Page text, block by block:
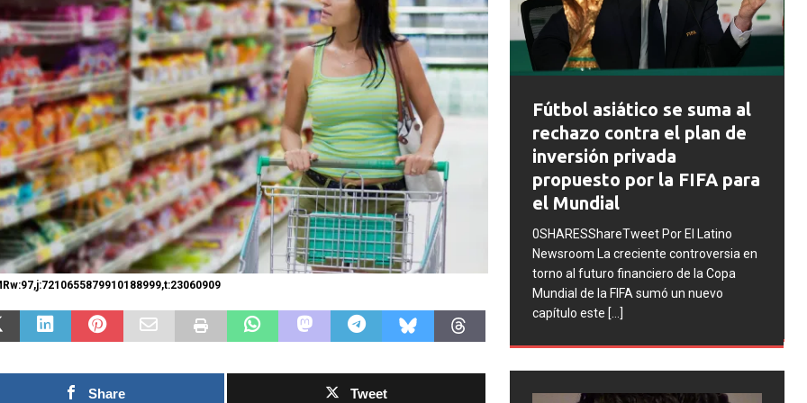
Share Tweet
Las Islas Malvinas y el
deporte: una historia de
identidad, memoria y
pasión nacional
0SHARESShareTweet Por El Latino
Newsroom El deporte ha sido, a lo largo
de la historia, mucho más que una
competencia entre equipos o atletas. En
[...]
Fútbol asiático se suma al
rechazo contra el plan de
inversión privada
propuesto por la FIFA para
el Mundial
0SHARESShareTweet Por El Latino
Newsroom La creciente controversia en
torno al futuro financiero de la Copa
capítulo este[...]
FIFA abre expedientes
disciplinarios contra
Argentina tras los
incidentes en la final del
Mundial 2026
0SHARESShareTweet Por El Latino
Newsroom La FIFA inició una serie de
procesos disciplinarios contra la
Asociación del Fútbol Argentino (AFA),
cuatro integrantes de la selección